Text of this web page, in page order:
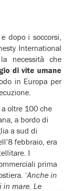
dopo i soccorsi,
International
necessità che
di vite umane
in Europa per
oltre 100 che
a bordo di
a sud di
febbraio, era
I
prima
‘Anche in
in mare. Le